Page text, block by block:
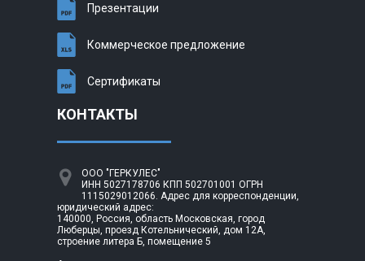
Презентации
Коммерческое предложение
Сертификаты
КОНТАКТЫ
ООО "ГЕРКУЛЕС"
ИНН 5027178706 КПП 502701001 ОГРН
1115029012066. Адрес для корреспонденции,
юридический адрес:
140000, Россия, область Московская, город
Люберцы, проезд Котельнический, дом 12А,
строение литера Б, помещение 5